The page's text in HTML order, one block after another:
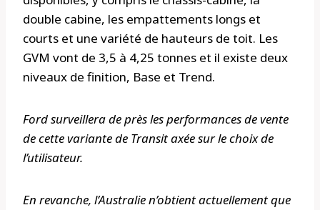
double cabine, les empattements longs et
courts et une variété de hauteurs de toit. Les
GVM vont de 3,5 à 4,25 tonnes et il existe deux
niveaux de finition, Base et Trend.
Ford surveillera de près les performances de vente
de cette variante de Transit axée sur le choix de
l’utilisateur.
En revanche, l’Australie n’obtient actuellement que